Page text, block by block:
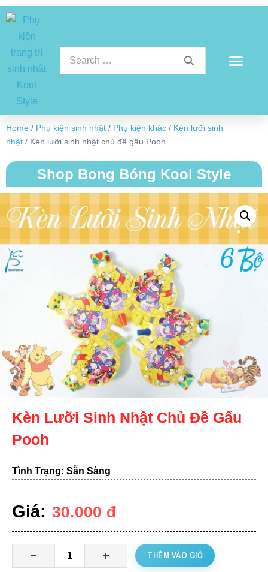
Home / Phụ kiện sinh nhật / Phụ kiện khác / Kèn lưỡi sinh
nhật / Kèn lưỡi sinh nhật chủ đề gấu Pooh
Shop Bong Bóng Kool Style
Kèn Lưỡi Sinh Nhật Chủ Đề Gấu
Pooh
Tình Trạng: Sẵn Sàng
Giá: 30.000 đ
THÊM VÀO GIỎ